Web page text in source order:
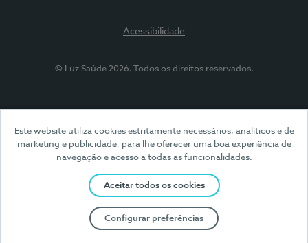
Este website utiliza cookies estritamente necessários, analíticos e de
marketing e publicidade, para lhe oferecer uma boa experiência de
navegação e acesso a todas as funcionalidades.
Aceitar todos os cookies
Configurar preferências
Acessibilidade
© Luz Saúde 2026. Todos os direitos reservados.